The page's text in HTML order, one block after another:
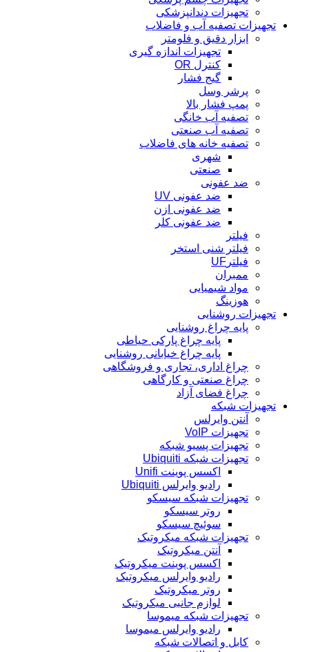
تجهیزات دندانپزشکی
تجهیزات تصفیه آب و فاضلاب
ابزار دقیق و فلومتر
تجهیزات اندازه گیری
کنترل OR
گیج فشار
پرشر وسل
پمپ فشار بالا
تصفیه آب خانگی
تصفیه آب صنعتی
تصفیه خانه های فاضلاب
شهری
صنعتی
ضد عفونی
ضد عفونی UV
ضد عفونی ازن
ضد عفونی کلر
فیلتر
فیلتر شنی استخر
فیلترUF
ممبران
مواد شیمیایی
هوزینگ
تجهیزات روشنایی
پایه چراغ روشنایی
پایه چراغ پارکی حیاطی
پایه چراغ خیابانی روشنایی
چراغ اداری، تجاری و فروشگاهی
چراغ صنعتی و کارگاهی
چراغ فضای آزاد
تجهیزات شبکه
آنتن وایرلس
تجهیزات VoIP
تجهیزات پسیو شبکه
تجهیزات شبکه Ubiquiti
اکسس پوینت Unifi
رادیو وایرلس Ubiquiti
تجهیزات شبکه سیسکو
روتر سیسکو
سوئیچ سیسکو
تجهیزات شبکه میکروتیک
آنتن میکروتیک
اکسس پوینت میکروتیک
رادیو وایرلس میکروتیک
روتر میکروتیک
لوازم جانبی میکروتیک
تجهیزات شبکه میموسا
رادیو وایرلس میموسا
کابل و اتصالات شبکه